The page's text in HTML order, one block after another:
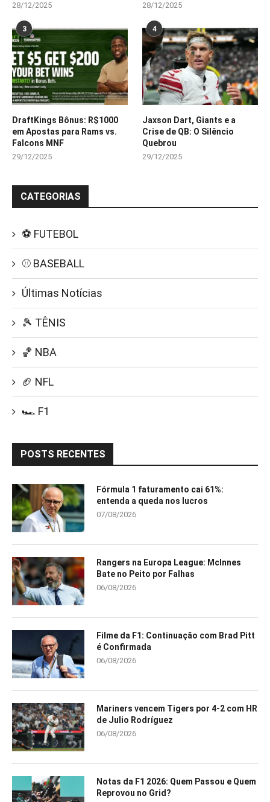
28/12/2025 28/12/2025
3
DraftKings Bônus: R$1000
em Apostas para Rams vs.
Falcons MNF
29/12/2025
4
Jaxson Dart, Giants e a
Crise de QB: O Silêncio
Quebrou
29/12/2025
CATEGORIAS
⚽ FUTEBOL
⚾ BASEBALL
Últimas Notícias
🎾 TÊNIS
🏀 NBA
🏈 NFL
🏎️ F1
POSTS RECENTES
Fórmula 1 faturamento cai 61%:
entenda a queda nos lucros
07/08/2026
Rangers na Europa League: McInnes
Bate no Peito por Falhas
06/08/2026
Filme da F1: Continuação com Brad Pitt
é Confirmada
06/08/2026
Mariners vencem Tigers por 4-2 com HR
de Julio Rodríguez
06/08/2026
Notas da F1 2026: Quem Passou e Quem
Reprovou no Grid?